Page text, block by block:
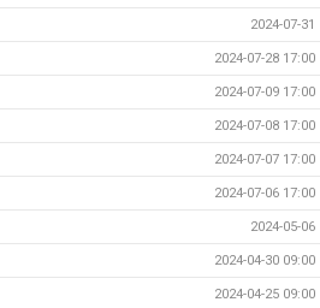
2024-07-31
2024-07-28 17:00
2024-07-09 17:00
2024-07-08 17:00
2024-07-07 17:00
2024-07-06 17:00
2024-05-06
2024-04-30 09:00
2024-04-25 09:00